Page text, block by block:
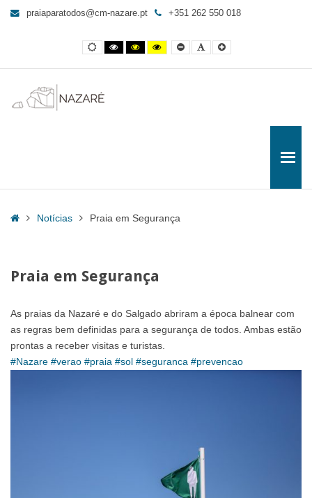
Praia
Todos
praiaparatodos@cm-nazare.pt +351 262 550 018
Contraste
normal
Contraste
preto
branco
Contraste
preto
amarelo
Yellow
and
contrast
Smaller
Font
Letra
por
Letra
maior
HomeNotícias Praia em Segurança
Praia em Segurança
As praias da Nazaré e do Salgado abriram a época balnear com
as regras bem definidas para a segurança de todos. Ambas estão
prontas a receber visitas e turistas.
#Nazare #verao #praia #sol #seguranca #prevencao